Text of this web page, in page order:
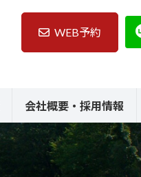
WEB予約
会社概要・採用情報